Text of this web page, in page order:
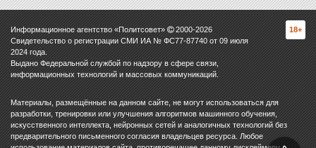
Информационное агентство «Политсовет» 2000-2026
Свидетельство о регистрации СМИ ИА № ФС77-87740 от 09 июля
2024 года.
Выдано Федеральной службой по надзору в сфере связи,
информационных технологий и массовых коммуникаций.
18+
Материалы, размещённые на данном сайте, не могут использоваться для
разработки, тренировки или улучшения алгоритмов машинного обучения,
искусственного интеллекта, нейронных сетей и аналогичных технологий без
предварительного письменного согласия владельцев ресурса. Любое